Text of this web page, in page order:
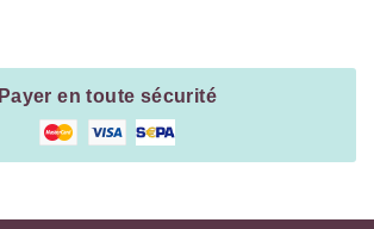
Payer en toute sécurité